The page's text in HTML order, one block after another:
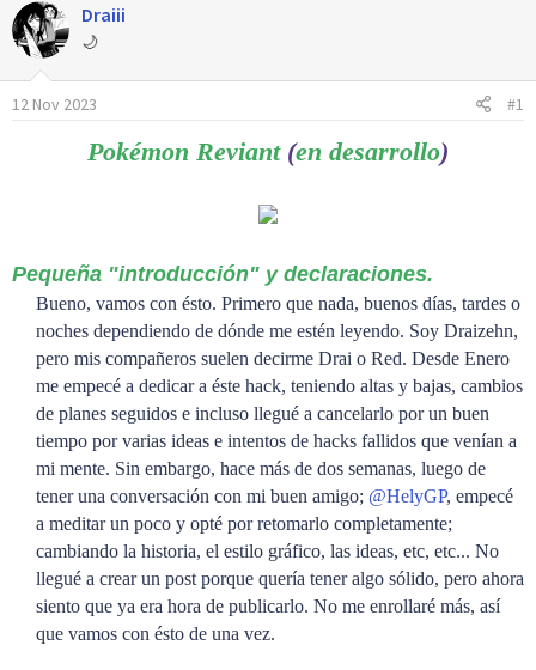
t
o
r
c
d
i
n
o
Draiii
🌙
12 Nov 2023 #1
Pokémon Reviant (en desarrollo)
Pequeña "introducción" y declaraciones.
Bueno, vamos con ésto. Primero que nada, buenos días, tardes o
noches dependiendo de dónde me estén leyendo. Soy Draizehn,
pero mis compañeros suelen decirme Drai o Red. Desde Enero
me empecé a dedicar a éste hack, teniendo altas y bajas, cambios
de planes seguidos e incluso llegué a cancelarlo por un buen
tiempo por varias ideas e intentos de hacks fallidos que venían a
mi mente. Sin embargo, hace más de dos semanas, luego de
tener una conversación con mi buen amigo; @HelyGP, empecé
a meditar un poco y opté por retomarlo completamente;
cambiando la historia, el estilo gráfico, las ideas, etc, etc... No
llegué a crear un post porque quería tener algo sólido, pero ahora
siento que ya era hora de publicarlo. No me enrollaré más, así
que vamos con ésto de una vez.